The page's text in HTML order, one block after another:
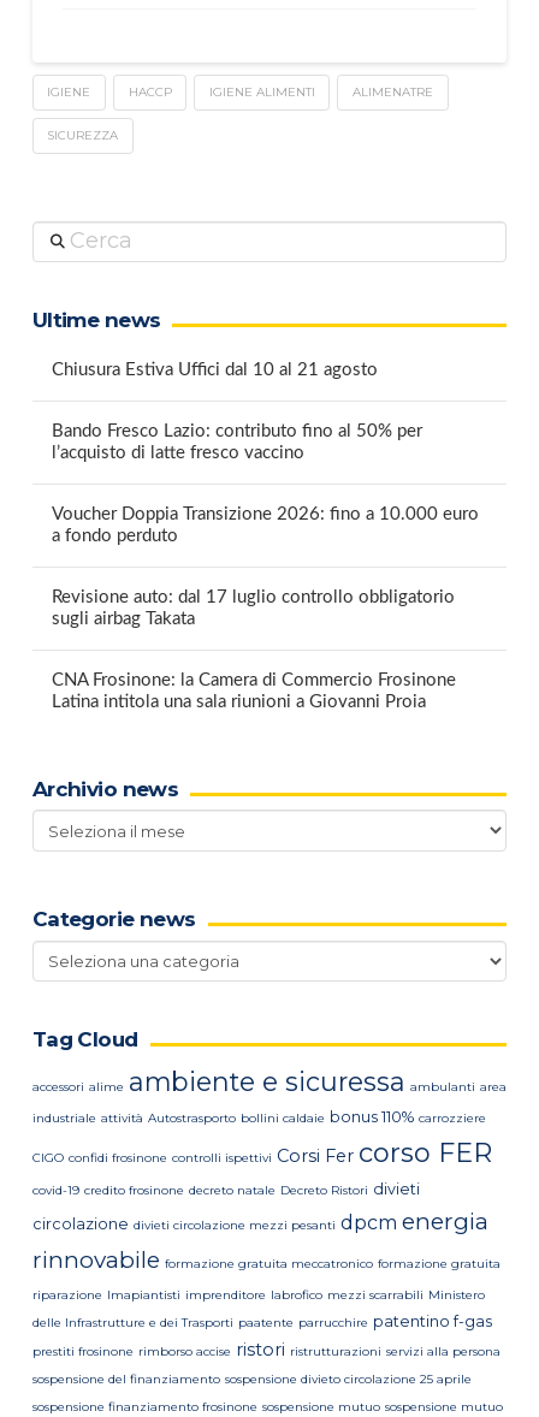
IGIENE HACCP IGIENE ALIMENTI ALIMENATRE
SICUREZZA
Cerca
Ultime news
Chiusura Estiva Uffici dal 10 al 21 agosto
Bando Fresco Lazio: contributo fino al 50% per
l’acquisto di latte fresco vaccino
Voucher Doppia Transizione 2026: fino a 10.000 euro
a fondo perduto
Revisione auto: dal 17 luglio controllo obbligatorio
sugli airbag Takata
CNA Frosinone: la Camera di Commercio Frosinone
Latina intitola una sala riunioni a Giovanni Proia
Archivio news
Archivio
news
Categorie news
Categorie
news
Tag Cloud
accessori alime ambiente e sicuressa ambulanti area
industriale attività Autostrasporto bollini caldaie bonus 110% carrozziere
CIGO confidi frosinone controlli ispettivi Corsi Fer corso FER
covid-19 credito frosinone decreto natale Decreto Ristori divieti
circolazione divieti circolazione mezzi pesanti dpcm energia
rinnovabile formazione gratuita meccatronico formazione gratuita
riparazione Imapiantisti imprenditore labrofico mezzi scarrabili Ministero
delle Infrastrutture e dei Trasporti paatente parrucchire patentino f-gas
prestiti frosinone rimborso accise ristori ristrutturazioni servizi alla persona
sospensione del finanziamento sospensione divieto circolazione 25 aprile
sospensione finanziamento frosinone sospensione mutuo sospensione mutuo